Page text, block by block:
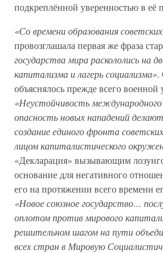
подкреплённой уверенностью в её
«Со времени образования
провозглашала первая же фраза
государства мира раскололись на
капитализма и лагерь социализма».
объяснялось прежде всего военной
«Неустойчивость
опасность новых нападений
создание единого фронта
лицом капиталистического
«Декларация» вызывающим
основание для негативного
его на протяжении всего времени
«Новое союзное государство…
оплотом против мирового
решительном шагом на пути
всех стран в Мировую